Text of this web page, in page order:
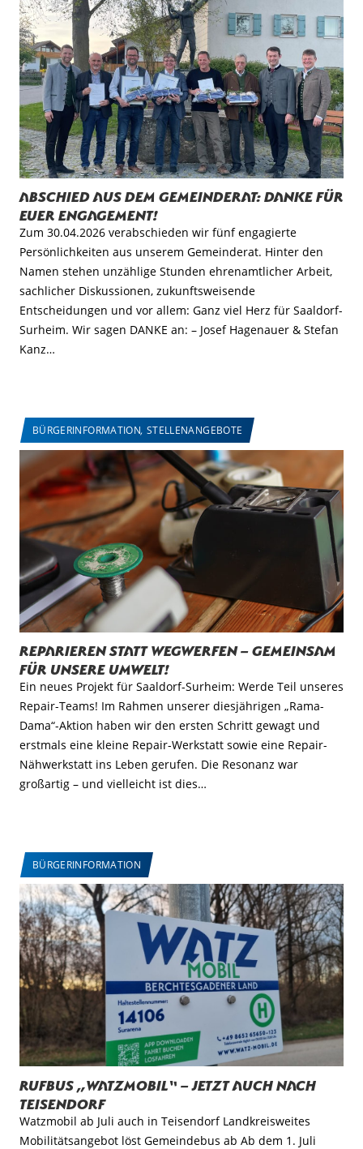
Abschied aus dem Gemeinderat: Danke für
euer Engagement!
Zum 30.04.2026 verabschieden wir fünf engagierte
Persönlichkeiten aus unserem Gemeinderat. Hinter den
Namen stehen unzählige Stunden ehrenamtlicher Arbeit,
sachlicher Diskussionen, zukunftsweisende
Entscheidungen und vor allem: Ganz viel Herz für Saaldorf-
Surheim. Wir sagen DANKE an: – Josef Hagenauer & Stefan
Kanz…
BÜRGERINFORMATION,STELLENANGEBOTE
Reparieren statt Wegwerfen – Gemeinsam
für unsere Umwelt!
Ein neues Projekt für Saaldorf-Surheim: Werde Teil unseres
Repair-Teams! Im Rahmen unserer diesjährigen „Rama-
Dama“-Aktion haben wir den ersten Schritt gewagt und
erstmals eine kleine Repair-Werkstatt sowie eine Repair-
Nähwerkstatt ins Leben gerufen. Die Resonanz war
großartig – und vielleicht ist dies…
BÜRGERINFORMATION
Rufbus „WatzMobil“ – jetzt auch nach
Teisendorf
Watzmobil ab Juli auch in Teisendorf Landkreisweites
Mobilitätsangebot löst Gemeindebus ab Ab dem 1. Juli